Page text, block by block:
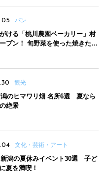
パン
ける「桃川農園ベーカリー」村
プン！ 旬野菜を使った焼きたて
観光
潟のヒマワリ畑 名所6選 夏なら
絶景
文化・芸術・アート
新潟の夏休みイベント30選 子ど
夏を満喫！